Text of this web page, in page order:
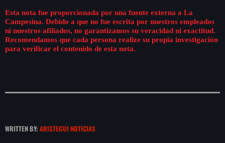
Esta nota fue proporcionada por una fuente externa a La
Campesina. Debido a que no fue escrita por nuestros empleados
ni nuestros afiliados, no garantizamos su veracidad ni exactitud.
Recomendamos que cada persona realize su propia investigación
para verificar el contenido de esta nota.
WRITTEN BY: ARISTEGUI NOTICIAS